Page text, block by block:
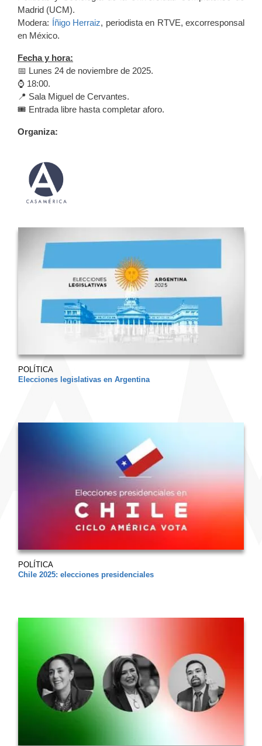
Madrid (UCM).
Modera: Íñigo Herraiz, periodista en RTVE, excorresponsal
en México.
Fecha y hora:
📅 Lunes 24 de noviembre de 2025.
⌚ 18:00.
📍 Sala Miguel de Cervantes.
🎟️ Entrada libre hasta completar aforo.
Organiza:
POLÍTICA
Elecciones legislativas en Argentina
POLÍTICA
Chile 2025: elecciones presidenciales